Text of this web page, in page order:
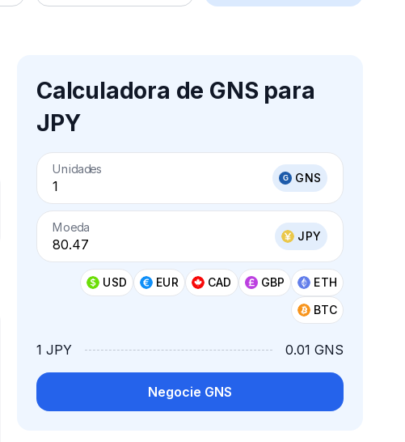
Calculadora de GNS para
JPY
Unidades
GNS
Moeda
JPY
USD EUR CAD GBP
ETH
BTC
1 JPY 0.01 GNS
Negocie GNS